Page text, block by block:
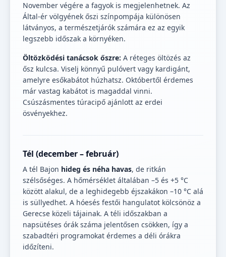
November végére a fagyok is megjelenhetnek. Az
Által-ér völgyének őszi színpompája különösen
látványos, a természetjárók számára ez az egyik
legszebb időszak a környéken.
Öltözködési tanácsok őszre: A réteges öltözés az
ősz kulcsa. Viselj könnyű pulóvert vagy kardigánt,
amelyre esőkabátot húzhatsz. Októbertől érdemes
már vastag kabátot is magaddal vinni.
Csúszásmentes túracipő ajánlott az erdei
ösvényekhez.
Tél (december – február)
A tél Bajon hideg és néha havas, de ritkán
szélsőséges. A hőmérséklet általában –5 és +5 °C
között alakul, de a leghidegebb éjszakákon –10 °C alá
is süllyedhet. A hóesés festői hangulatot kölcsönöz a
Gerecse közeli tájainak. A téli időszakban a
napsütéses órák száma jelentősen csökken, így a
szabadtéri programokat érdemes a déli órákra
időzíteni.